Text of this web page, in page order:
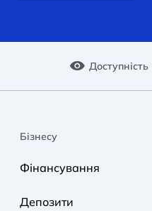
Доступність
Звичайний Середній
Бізнесу
Фінансування
Депозити